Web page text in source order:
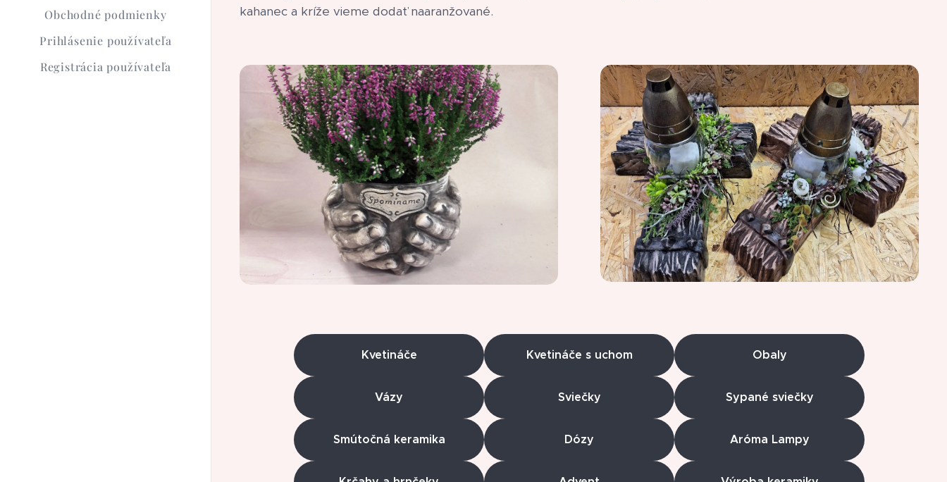
Obchodné podmienky
Prihlásenie používateľa
Registrácia používateľa
kahanec a kríže vieme dodať naaranžované.
Kvetináče Kvetináče s uchom Obaly
Vázy Sviečky Sypané sviečky
Smútočná keramika Dózy Aróma Lampy